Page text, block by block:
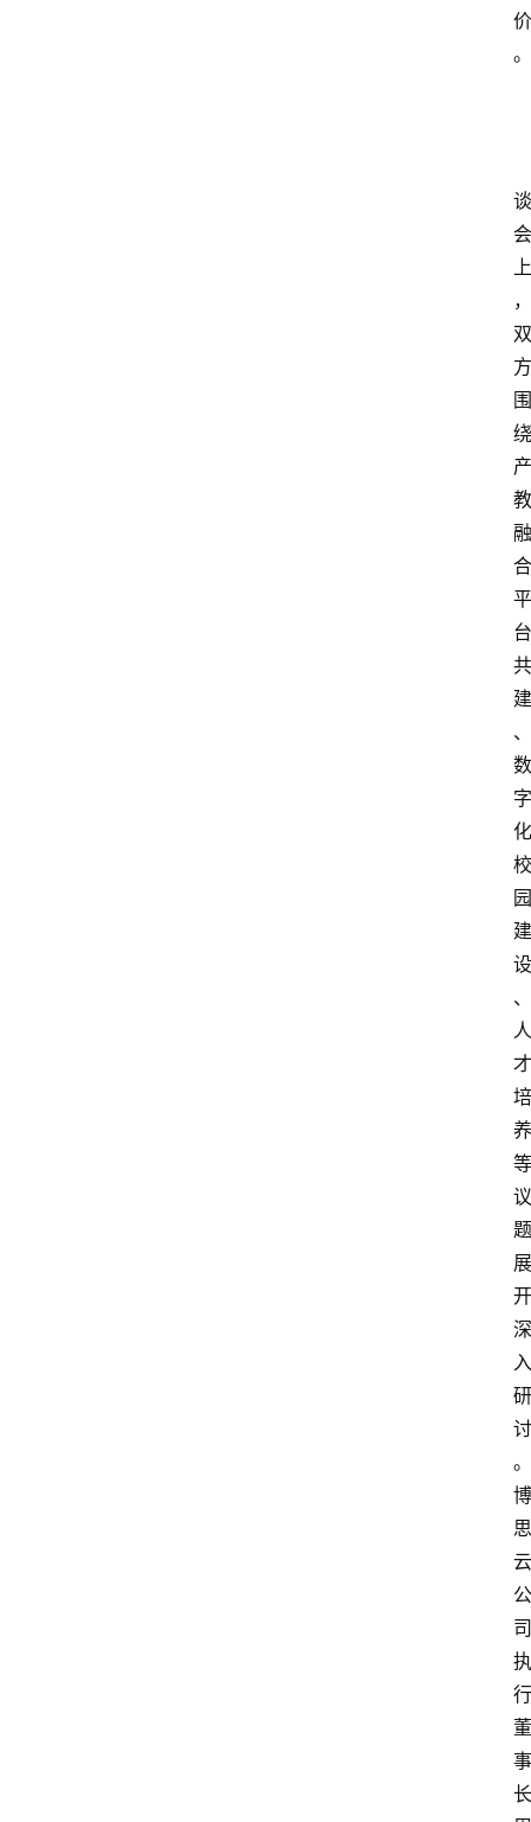
价
。
谈
会
上
，
双
方
围
绕
产
教
融
合
平
台
共
建
、
数
字
化
校
园
建
设
、
人
才
培
养
等
议
题
展
开
深
入
研
讨
。
博
思
云
公
司
执
行
董
事
长